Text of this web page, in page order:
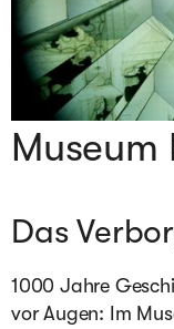
Museum
Das
1000 Jahre
vor Augen: Im